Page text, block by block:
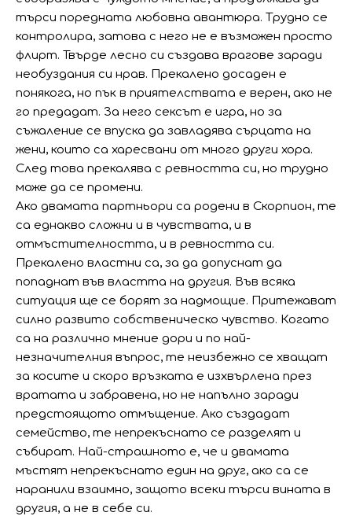
търси поредната любовна авантюра. Трудно се
контролира, затова с него не е възможен просто
флирт. Твърде лесно си създава врагове заради
необуздания си нрав. Прекалено досаден е
понякога, но пък в приятелствата е верен, ако не
го предадат. За него сексът е игра, но за
съжаление се впуска да завладява сърцата на
жени, които са харесвани от много други хора.
След това прекалява с ревността си, но трудно
може да се промени.
Ако двамата партньори са родени в Скорпион, те
са еднакво сложни и в чувствата, и в
отмъстителността, и в ревността си.
Прекалено властни са, за да допуснат да
попаднат във властта на другия. Във всяка
ситуация ще се борят за надмощие. Притежават
силно развито собственическо чувство. Когато
са на различно мнение дори и по най-
незначителния въпрос, те неизбежно се хващат
за косите и скоро връзката е изхвърлена през
вратата и забравена, но не напълно заради
предстоящото отмъщение. Ако създадат
семейство, те непрекъснато се разделят и
събират. Най-страшното е, че и двамата
мъстят непрекъснато един на друг, ако са се
наранили взаимно, защото всеки търси вината в
другия, а не в себе си.